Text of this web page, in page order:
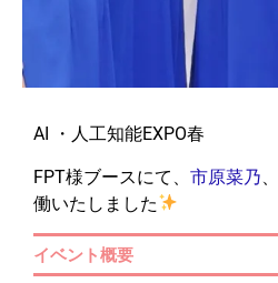
AI ・人工知能EXPO春
FPT様ブースにて、 市原菜乃
働いたしました
イベント概要